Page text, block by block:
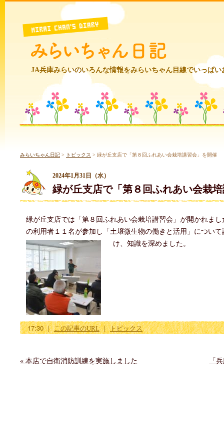
JA兵庫みらいのいろんな情報をみらいちゃん目線でいっぱい
みらいちゃん日記 > トピックス > 緑が丘支店で「第８回ふれあい会栽培講習会」を開催
2024年1月31日（水）
緑が丘支店で「第８回ふれあい会栽
緑が丘支店では「第８回ふれあい会栽培講習会」が開かれま
の利用者１１名が参加し「土壌微生物の働きと活用」につい
け、知識を深めました。
17:30｜ この記事のURL ｜ トピックス
« 本店で自衛消防訓練を実施しました 「